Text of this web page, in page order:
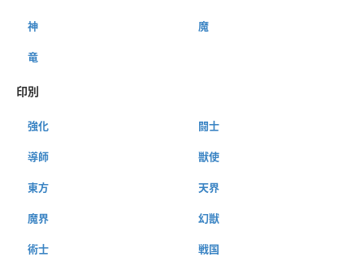
神 魔
竜
印別
強化 闘士
導師 獣使
東方 天界
魔界 幻獣
術士 戦国